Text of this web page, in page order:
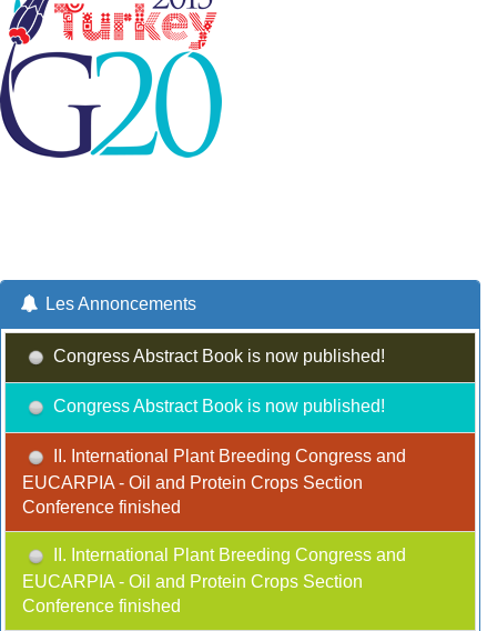
Les Annoncements
Congress Abstract Book is now published!
Congress Abstract Book is now published!
II. International Plant Breeding Congress and
EUCARPIA - Oil and Protein Crops Section
Conference finished
II. International Plant Breeding Congress and
EUCARPIA - Oil and Protein Crops Section
Conference finished